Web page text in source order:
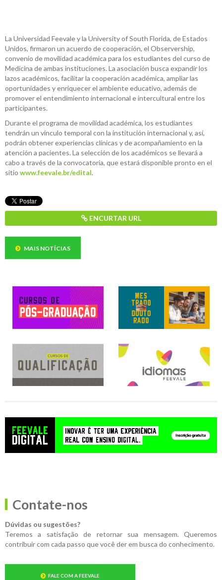
La Universidad Feevale y la University of South Florida, de Estados
Unidos, firmaron un acuerdo de cooperación, el Observership,
convenio de movilidad académica para los estudiantes del curso de
Medicina de ambas instituciones. La asociación busca expandir los
lazos académicos, facilitar la cooperación académica, ampliar las
oportunidades y enriquecer el ambiente educativo, además de
promover el entendimiento internacional e intercultural entre los
participantes.
Durante el programa de movilidad académica, los estudiantes
tendrán un vínculo temporal con la institución internacional y, así,
podrán obtener experiencias clínicas y de acompañamiento en la
atención a pacientes. La selección de los académicos se llevará a
cabo a través de la convocatoria, que estará disponible pronto en el
sitio www.feevale.br/edital.
ENCURTAR URL
MAIS NOTÍCIAS
Contate-nos
Dúvidas ou sugestões?
Teremos a satisfação de retornar sua mensagem. Queremos
contribuir com cada passo que você der em busca do conhecimento.
FALE COM A FEEVALE